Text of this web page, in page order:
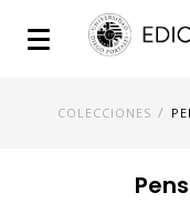
COLECCIONES /